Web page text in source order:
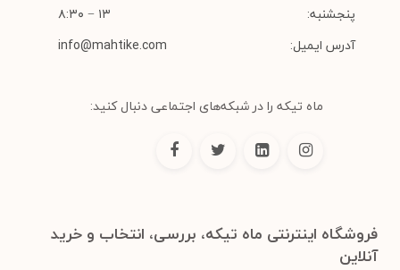
پنجشنبه:
۱۳ − ۸:۳۰
آدرس ایمیل:
info@mahtike.com
ماه تیکه را در شبکه‌های اجتماعی دنبال کنید:
فروشگاه اینترنتی ماه تیکه، بررسی، انتخاب و خرید
آنلاین